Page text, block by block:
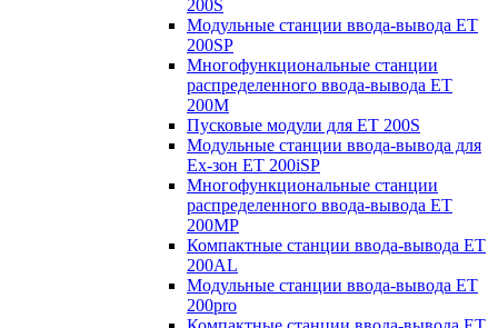
200S
Модульные станции ввода-вывода ET
200SP
Многофункциональные станции
распределенного ввода-вывода ET
200M
Пусковые модули для ET 200S
Модульные станции ввода-вывода для
Ex-зон ET 200iSP
Многофункциональные станции
распределенного ввода-вывода ET
200MP
Компактные станции ввода-вывода ET
200AL
Модульные станции ввода-вывода ET
200pro